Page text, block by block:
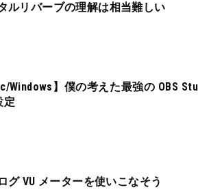
ルリバーブの理解は相当難しい
Windows】僕の考えた最強の OBS Stu
定
グ VU メーターを使いこなそう